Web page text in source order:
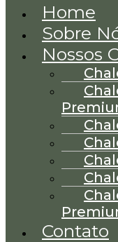
Home
Sobre
Nossos
Contato